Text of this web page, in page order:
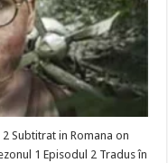
Subtitrat in Romana on
1 Episodul 2 Tradus în